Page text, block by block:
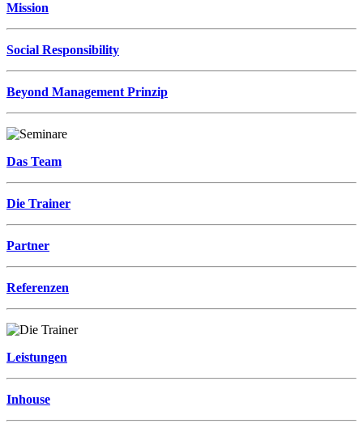
Mission
Social Responsibility
Beyond Management Prinzip
Das Team
Die Trainer
Partner
Referenzen
Leistungen
Inhouse